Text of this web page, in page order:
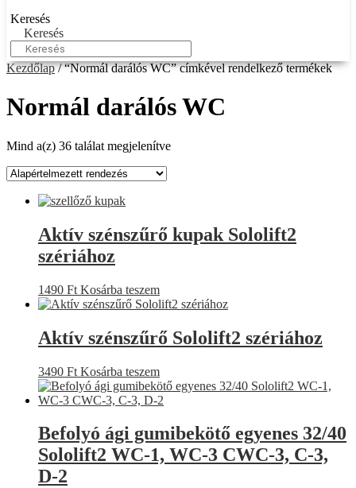
Keresés
Keresés
Kezdőlap/ “Normál darálós WC” címkével rendelkező termékek
Normál darálós WC
Mind a(z) 36 találat megjelenítve
Aktív szénszűrő kupak Sololift2
szériához
1490 Ft Kosárba teszem
Aktív szénszűrő Sololift2 szériához
3490 Ft Kosárba teszem
Befolyó ági gumibekötő egyenes 32/40
Sololift2 WC-1, WC-3 CWC-3, C-3,
D-2